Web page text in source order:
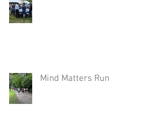
Mind Matters Run